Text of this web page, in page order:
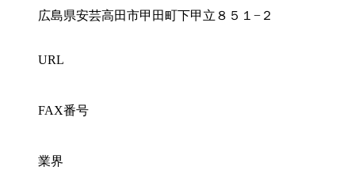
広島県安芸高田市甲田町下甲立８５１−２
URL
FAX番号
業界